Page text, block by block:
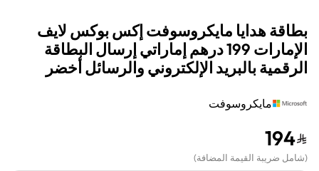
بطاقة هدايا مايكروسوفت إكس بوكس لايف
الإمارات 199 درهم إماراتي إرسال البطاقة
الرقمية بالبريد الإلكتروني والرسائل أخضر
مايكروسوفت
194
(شامل ضريبة القيمة المضافة)